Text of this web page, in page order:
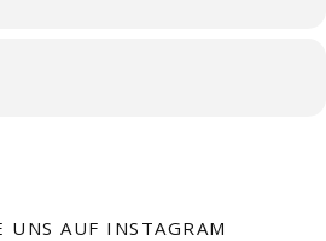
UNS AUF INSTAGRAM